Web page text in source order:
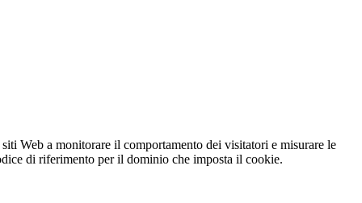
Web a monitorare il comportamento dei visitatori e misurare le
di riferimento per il dominio che imposta il cookie.